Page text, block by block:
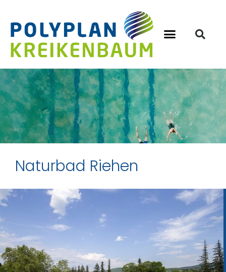
Naturbad Riehen